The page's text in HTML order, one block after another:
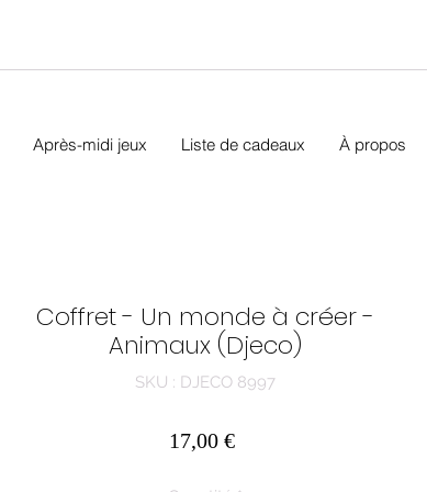
Après-midi jeux Liste de cadeaux À propos
Coffret - Un monde à créer -
Animaux (Djeco)
SKU : DJECO 8997
17,00 €Prix